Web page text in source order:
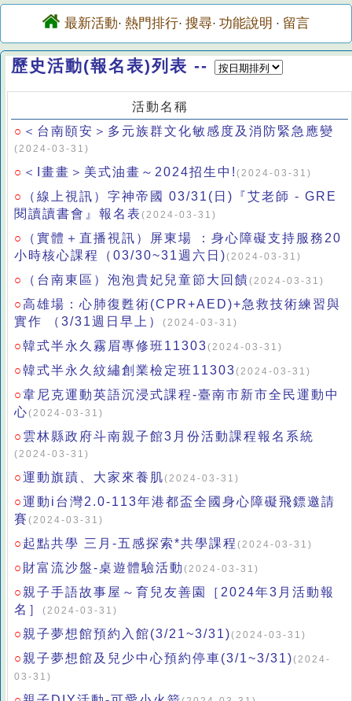
最新活動· 熱門排行· 搜尋· 功能說明 · 留言
歷史活動(報名表)列表 --
活動名稱
○ ＜台南頤安＞多元族群文化敏感度及消防緊急應變
(2024-03-31)
○ ＜I畫畫＞美式油畫～2024招生中! (2024-03-31)
○
（線上視訊）字神帝國 03/31(日)『艾老師 - GRE
閱讀讀書會』報名表 (2024-03-31)
○
（實體＋直播視訊）屏東場 ：身心障礙支持服務20
小時核心課程（03/30~31週六日)(2024-03-31)
○ （台南東區）泡泡貴妃兒童節大回饋(2024-03-31)
○高雄場：心肺復甦術(CPR+AED)+急救技術練習與
實作 （3/31週日早上）
(2024-03-31)
○韓式半永久霧眉專修班11303(2024-03-31)
○韓式半永久紋繡創業檢定班11303(2024-03-31)
○韋尼克運動英語沉浸式課程-臺南市新市全民運動中
心(2024-03-31)
○ 雲林縣政府斗南親子館3月份活動課程報名系統
(2024-03-31)
○運動旗蹟、大家來養肌(2024-03-31)
○運動i台灣2.0-113年港都盃全國身心障礙飛鏢邀請
賽 (2024-03-31)
○ 起點共學 三月-五感探索*共學課程 (2024-03-31)
○ 財富流沙盤-桌遊體驗活動 (2024-03-31)
○ 親子手語故事屋～育兒友善園［2024年3月活動報
名］
(2024-03-31)
○ 親子夢想館預約入館(3/21~3/31)(2024-03-31)
○ 親子夢想館及兒少中心預約停車(3/1~3/31)(2024-
03-31)